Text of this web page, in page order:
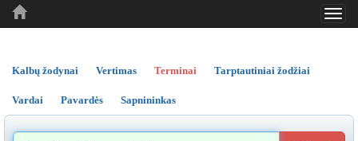
..
..
Kalbų žodynai Vertimas Terminai Tarptautiniai žodžiai
Vardai Pavardės Sapnininkas